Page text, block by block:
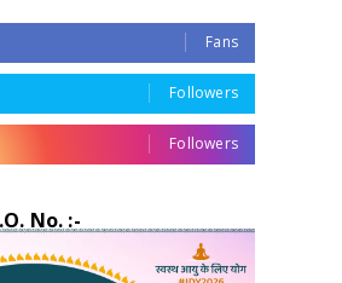
Fans
Followers
Followers
No. :-